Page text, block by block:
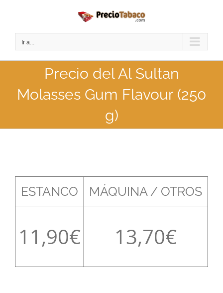
contenido
Ir a...
Precio del Al Sultan
Molasses Gum Flavour (250
g)
ESTANCO MÁQUINA / OTROS
11,90 13,70